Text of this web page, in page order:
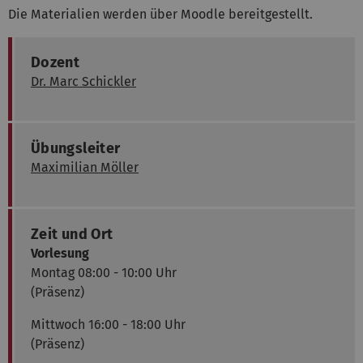
Die Materialien werden über Moodle bereitgestellt.
Dozent
Dr. Marc Schickler
Übungsleiter
Maximilian Möller
Zeit und Ort
Vorlesung
Montag 08:00 - 10:00 Uhr
(Präsenz)
Mittwoch 16:00 - 18:00 Uhr
(Präsenz)